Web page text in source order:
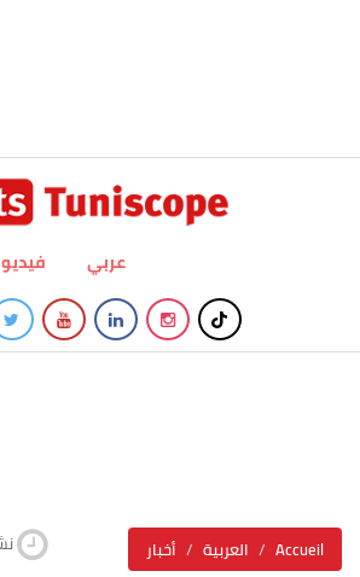
فيديو عربي
أخبار العربية Accueil